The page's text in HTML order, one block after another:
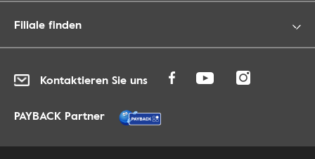
Filiale finden
Kontaktieren Sie uns
PAYBACK Partner